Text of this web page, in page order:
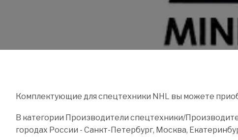
Комплектующие для спецтехники NHL вы можете
В категории Производители спецтехники/
городах России - Санкт-Петербург, Москва,